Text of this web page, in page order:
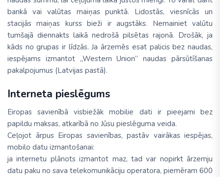
bankā vai valūtas maiņas punktā. Lidostās, viesnīcās un
stacijās maiņas kurss bieži ir augstāks. Nemainiet valūtu
tumšajā diennakts laikā nedrošā pilsētas rajonā. Drošāk, ja
kāds no grupas ir līdzās. Ja ārzemēs esat palicis bez naudas,
iespējams izmantot „Western Union” naudas pārsūtīšanas
pakalpojumus (Latvijas pastā).
Interneta pieslēgums
Eiropas savienībā visbiežāk mobilie dati ir pieejami bez
papildu maksas, atkarībā no Jūsu pieslēguma veida.
Ceļojot ārpus Eiropas savienības, pastāv vairākas iespējas,
mobilo datu izmantošanai:
ja internetu plānots izmantot maz, tad var nopirkt ārzemju
datu paku no sava telekomunikāciju operatora, piemēram 600